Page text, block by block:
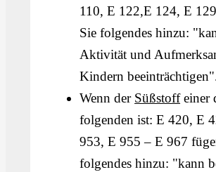
110, E 122,E 124, E
Sie folgendes hinzu:
Aktivität und
Kindern
Wenn der Süßstoffeiner
folgenden ist: E 420, E
953, E 955 – E 967
folgendes hinzu: "kann